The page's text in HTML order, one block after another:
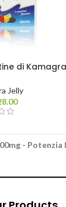
di Kamagra
Jelly
- Potenzia